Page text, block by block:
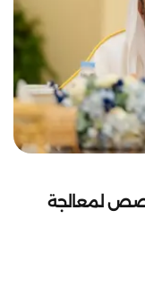
لمعالجة